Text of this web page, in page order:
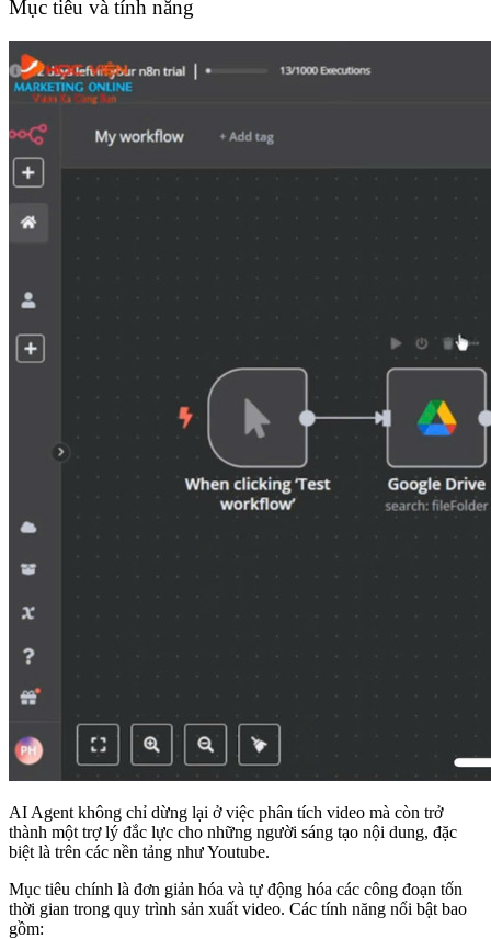
Mục tiêu và tính năng
AI Agent không chỉ dừng lại ở việc phân tích video mà còn trở
thành một trợ lý đắc lực cho những người sáng tạo nội dung, đặc
biệt là trên các nền tảng như Youtube.
Mục tiêu chính là đơn giản hóa và tự động hóa các công đoạn tốn
thời gian trong quy trình sản xuất video. Các tính năng nổi bật bao
gồm: